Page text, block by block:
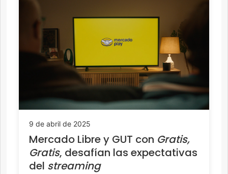
9 de abril de 2025
Mercado Libre y GUT con Gratis,
Gratis, desafían las expectativas
del streaming